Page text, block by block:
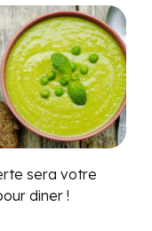
sera votre
diner !